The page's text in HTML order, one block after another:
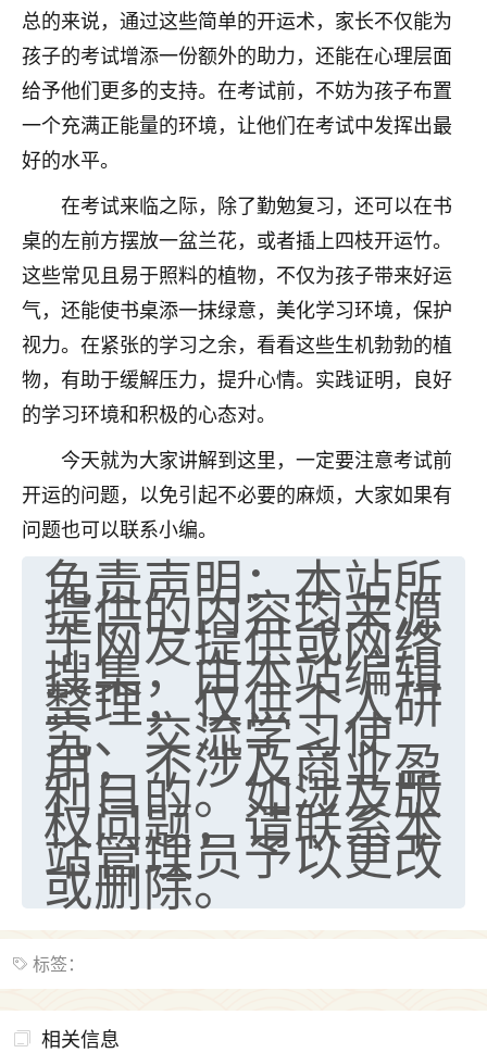
总的来说，通过这些简单的开运术，家长不仅能为
孩子的考试增添一份额外的助力，还能在心理层面
给予他们更多的支持。在考试前，不妨为孩子布置
一个充满正能量的环境，让他们在考试中发挥出最
好的水平。
在考试来临之际，除了勤勉复习，还可以在书
桌的左前方摆放一盆兰花，或者插上四枝开运竹。
这些常见且易于照料的植物，不仅为孩子带来好运
气，还能使书桌添一抹绿意，美化学习环境，保护
视力。在紧张的学习之余，看看这些生机勃勃的植
物，有助于缓解压力，提升心情。实践证明，良好
的学习环境和积极的心态对。
今天就为大家讲解到这里，一定要注意考试前
开运的问题，以免引起不必要的麻烦，大家如果有
问题也可以联系小编。
免责声明：本站所
提供的内容均来源
于网友提供或网络
搜集，由本站编辑
整理，仅供个人研
究、交流学习使
用，不涉及商业盈
利目的。如涉及版
权问题，请联系本
站管理员予以更改
或删除。
标签：
相关信息
老师做不做超度法事？我想给我奶奶做超度，她今年
刚去世了。
七零老顽童：我母亲前年离世，刚开始我经常
做梦梦见她，后来也是朋友介绍，找到慧来老
师，安排了超度法事，做梦再也没有梦到过
超度，现在看来，人不信也不行。
2天前 来自云南 11
优秀的张同学
老师收徒吗？？我对这些很感兴趣
2天前 来自山西 15